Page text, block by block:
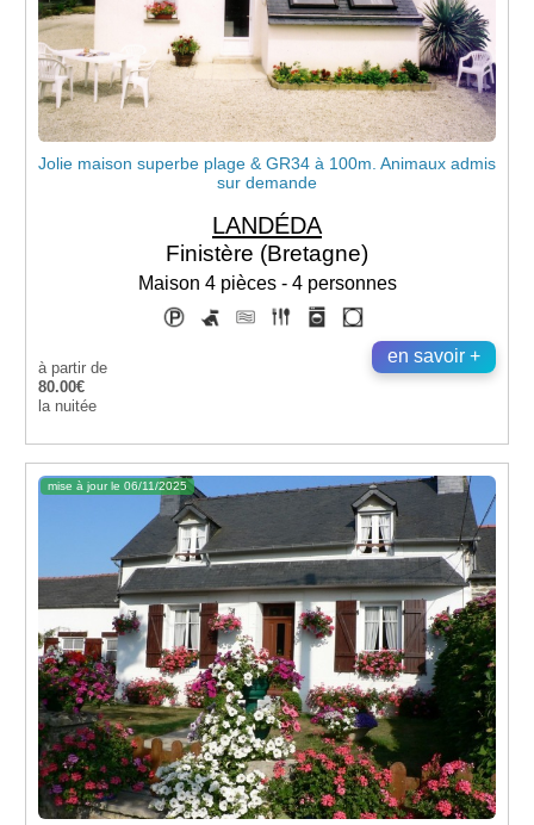
Jolie maison superbe plage & GR34 à 100m. Animaux admis
sur demande
LANDÉDA
Finistère (Bretagne)
Maison 4 pièces - 4 personnes
à partir de
80.00€
la nuitée
en savoir +
mise à jour le 06/11/2025